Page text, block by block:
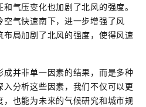
气压变化也加剧了北风的强度。
气快速南下，进一步增强了风
局加剧了北风的强度，使得风速
并非单一因素的结果，而是多种
分析这些因素，我们不仅可以更
也能为未来的气候研究和城市规